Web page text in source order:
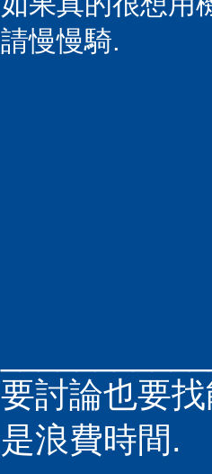
請慢慢騎.
要討論也要
是浪費時間.